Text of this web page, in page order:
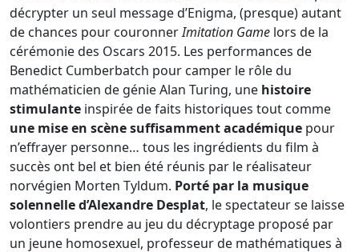
décrypter un seul message d’Enigma, (presque) autant
de chances pour couronnerImitation Game lors de la
cérémonie des Oscars 2015. Les performances de
Benedict Cumberbatch pour camper le rôle du
mathématicien de génie Alan Turing, une histoire
stimulante inspirée de faits historiques tout comme
une mise en scène suffisamment académique pour
n’effrayer personne… tous les ingrédients du film à
succès ont bel et bien été réunis par le réalisateur
norvégien Morten Tyldum. Porté par la musique
solennelle d’Alexandre Desplat, le spectateur se laisse
volontiers prendre au jeu du décryptage proposé par
un jeune homosexuel, professeur de mathématiques à